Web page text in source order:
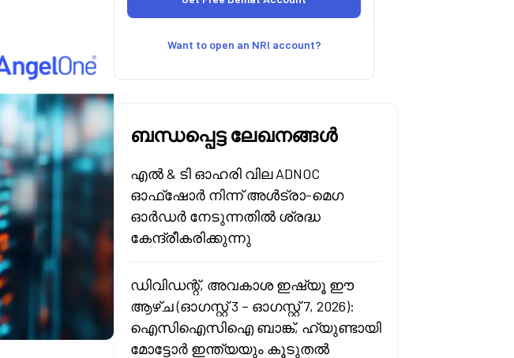
Want to open an NRI account?
ബന്ധപ്പെട്ട ലേഖനങ്ങൾ
എൽ & ടി ഓഹരി വില ADNOC
ഓഫ്‌ഷോർ നിന്ന് അൾട്രാ-മെഗ
ഓർഡർ നേടുന്നതിൽ ശ്രദ്ധ
കേന്ദ്രീകരിക്കുന്നു
ഡിവിഡന്റ്, അവകാശ ഇഷ്യൂ ഈ
ആഴ്ച (ഓഗസ്റ്റ് 3 – ഓഗസ്റ്റ് 7, 2026):
ഐസിഐസിഐ ബാങ്ക്, ഹ്യുണ്ടായി
മോട്ടോർ ഇന്ത്യയും കൂടുതൽ